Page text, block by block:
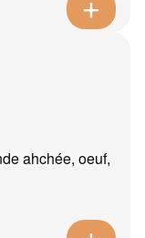
ahchée, oeuf,